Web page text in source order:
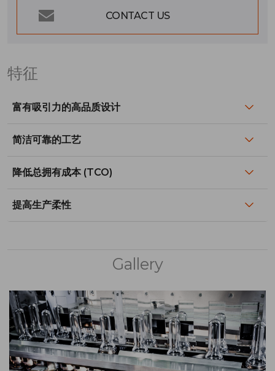
CONTACT US
特征
富有吸引力的高品质设计
简洁可靠的工艺
降低总拥有成本 (TCO)
提高生产柔性
Gallery